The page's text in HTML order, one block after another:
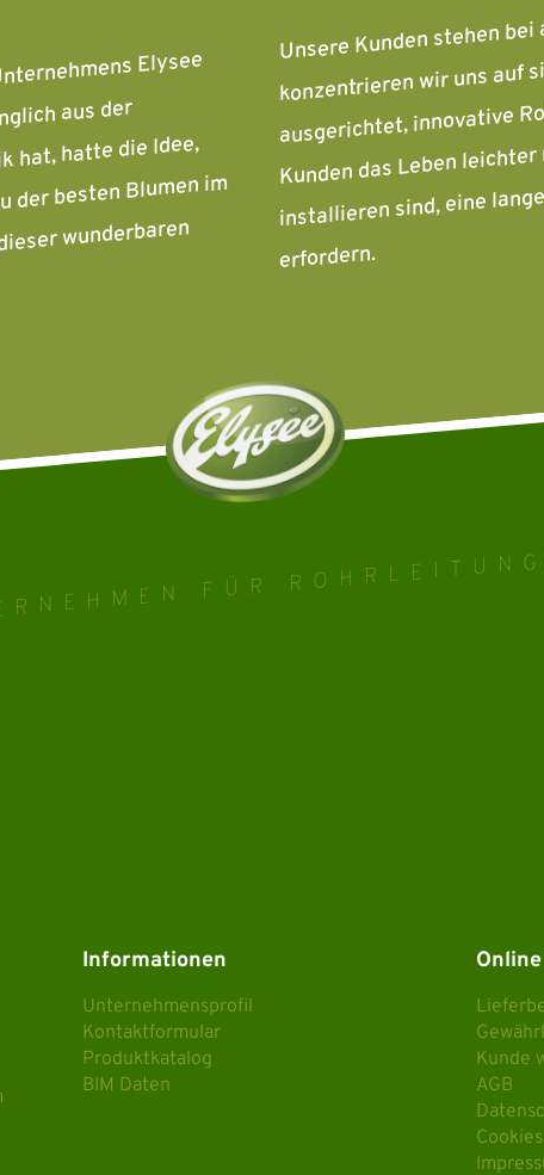
Elysee
aus der
hatte die Idee,
besten Blumen im
wunderbaren
Unsere Kunden stehen
konzentrieren wir uns
ausgerichtet, innovative
Kunden das Leben
installieren sind, eine
erfordern.
FÜR
Informationen
Unternehmensprofil
Kontaktformular
Produktkatalog
BIM Daten
Kunde
AGB
Cookies